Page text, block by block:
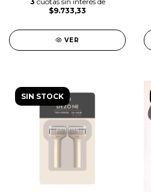
$9.733,33
VER
SIN STOCK